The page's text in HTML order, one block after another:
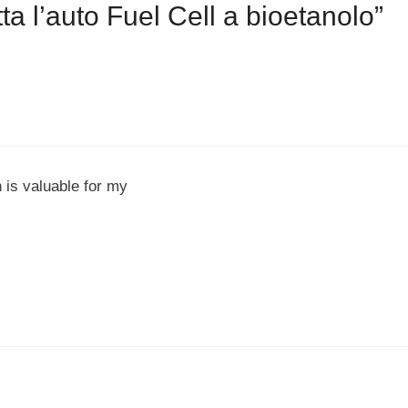
l’auto Fuel Cell a bioetanolo”
is valuable for my